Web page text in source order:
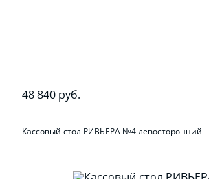
48 840 руб.
Кассовый стол РИВЬЕРА №4 левосторонний